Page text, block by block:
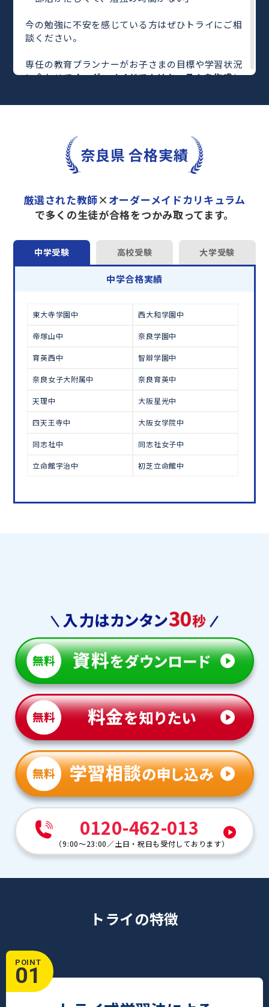
今の勉強に不安を感じている方はぜひトライにご相
談ください。
専任の教育プランナーがお子さまの目標や学習状況
に合わせてオーダーメイドでカリキュラムを作成し
完全マンツーマンで自分に合った教師がわかるまで
さらに、単元別の学習の理解度がわかる「AI学習診
や授業内容や授業以外の勉強をナビゲートする
「DAILY TRY」
など、豊富な学習コンテンツが
トライで一緒に“自己最高得点”を目指しません
か？
オンラインでの学習面談も承っております。
学習相談のお申し込みはこちら
奈良県 合格実績
厳選された教師× オーダーメイドカリキュラム
で多くの生徒が合格をつかみ取ってます。
中学受験 高校受験 大学受験
中学合格実績
東大寺学園中 西大和学園中
帝塚山中 奈良学園中
育英西中 智辯学園中
奈良女子大附属中 奈良育英中
天理中 大阪星光中
四天王寺中 大阪女学院中
同志社中 同志社女子中
立命館宇治中 初芝立命館中
0120-462-013
（9:00～23:00 ／土日・祝日も受付しております）
トライの特徴
POINT
01